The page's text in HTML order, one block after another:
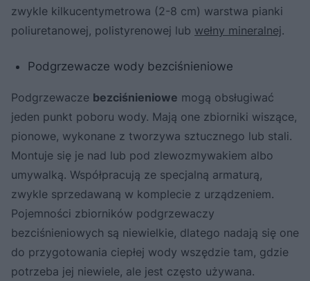
zwykle kilkucentymetrowa (2-8 cm) warstwa pianki
poliuretanowej, polistyrenowej lub wełny mineralnej.
Podgrzewacze wody bezciśnieniowe
Podgrzewacze bezciśnieniowe mogą obsługiwać
jeden punkt poboru wody. Mają one zbiorniki wiszące,
pionowe, wykonane z tworzywa sztucznego lub stali.
Montuje się je nad lub pod zlewozmywakiem albo
umywalką. Współpracują ze specjalną armaturą,
zwykle sprzedawaną w komplecie z urządzeniem.
Pojemności zbiorników podgrzewaczy
bezciśnieniowych są niewielkie, dlatego nadają się one
do przygotowania ciepłej wody wszędzie tam, gdzie
potrzeba jej niewiele, ale jest często używana.